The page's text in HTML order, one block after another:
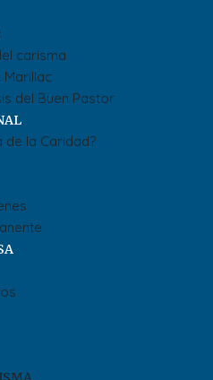
carisma
Marillac
del Buen Pastor
de la Caridad?